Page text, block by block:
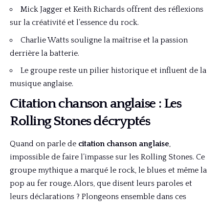
Mick Jagger et Keith Richards offrent des réflexions
sur la créativité et l’essence du rock.
Charlie Watts souligne la maîtrise et la passion
derrière la batterie.
Le groupe reste un pilier historique et influent de la
musique anglaise.
Citation chanson anglaise : Les
Rolling Stones décryptés
Quand on parle de citation chanson anglaise,
impossible de faire l’impasse sur les Rolling Stones. Ce
groupe mythique a marqué le rock, le blues et même la
pop au fer rouge. Alors, que disent leurs paroles et
leurs déclarations ? Plongeons ensemble dans ces